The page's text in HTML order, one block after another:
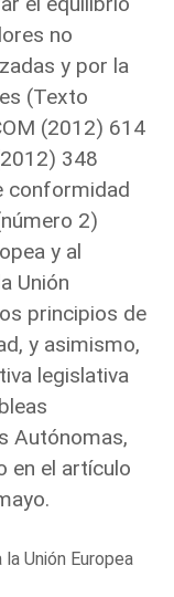
no
y por la
(Texto
(2012) 614
348
conformidad
2)
y al
Unión
principios de
y asimismo,
legislativa
Autónomas,
en el artículo
Unión Europea